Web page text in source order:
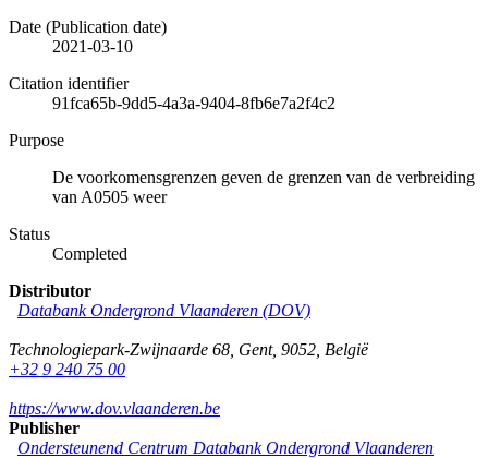
Date (Publication date)
2021-03-10
Citation identifier
91fca65b-9dd5-4a3a-9404-8fb6e7a2f4c2
Purpose
De voorkomensgrenzen geven de grenzen van de verbreiding
van A0505 weer
Status
Completed
Distributor
Databank Ondergrond Vlaanderen (DOV)
Technologiepark-Zwijnaarde 68 Gent, 9052 België
+32 9 240 75 00
https://www.dov.vlaanderen.be
Publisher
Ondersteunend Centrum Databank Ondergrond Vlaanderen